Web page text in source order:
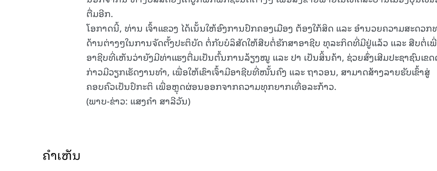
ຕື່ມອີກ.
ໂອກາດນີ້, ທ່ານ ເຈົ້າແຂວງ ໄດ້ເນັ້ນໃຫ້ອົງການປົກຄອງເມືອງ ຕ້ອງໃກ້ສິດ ແລະ ອໍານວຍຄວາມສະດວກ
ດ້ານຕ່າງໆໃນການຈັດຕັ້ງປະຕິບັດ ຕໍ່ກັບບໍລິສັດໃຫ້ສືບຕໍ່ຮັກສາອາຊີບ ທຸລະກິດທີ່ມີຢູ່ແລ້ວ ແລະ ສືບຕໍ່ເ
ອາຊີບທີ່ເຫັນວ່າຍັງມີທ່າແຮງຕື່ມເປັນຕົ້ນການລ້ຽງໝູ ແລະ ປາ ເປັນສິ້ນຄ້າ, ຊ່ວຍສົ່ງເສີມປະຊາຊົນເຂດ
ກ່າວມີວຽກເຮັດງານທຳ, ເພື່ອໃຫ້ເຂົາເຈົ້າມີອາຊີບທີ່ໜັ້ນຄົງ ແລະ ຖາວອນ, ສາມາດສ້າງລາຍຮັບເຂົ້າສູ່
ຄອບຄົວເປັນປົກະຕິ ເພື່ອຫຼຸດຜ່ອນອອກຈາກຄວາມທຸກຍາກເທື່ອລະກ້າວ.
(ພາບ-ຂ່າວ: ແສງຄຳ ສາລີວັນ)
ຄໍາເຫັນ